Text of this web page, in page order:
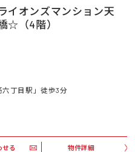
イオンズマンション天
☆（4階）
丁目駅」徒歩3分
せる 物件詳細